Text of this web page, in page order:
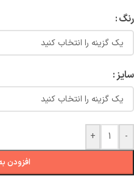
رنگ
سایز
-
+
افزودن